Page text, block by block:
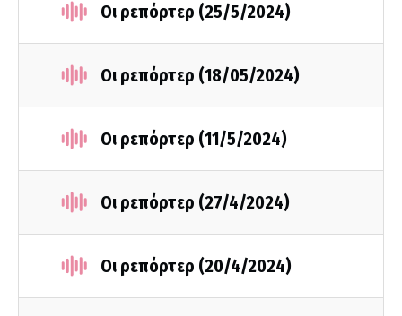
Οι ρεπόρτερ (25/5/2024)
Οι ρεπόρτερ (18/05/2024)
Οι ρεπόρτερ (11/5/2024)
Οι ρεπόρτερ (27/4/2024)
Οι ρεπόρτερ (20/4/2024)